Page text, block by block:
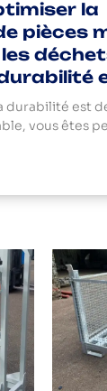
la
pièces
durabilité est
vous êtes